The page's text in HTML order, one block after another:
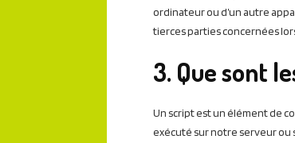
ordinateur ou d’un autre
tierces parties concernées
3. Que sont
Un script est un élément de
exécuté sur notre serveur ou